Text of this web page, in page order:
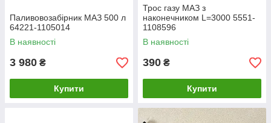
Паливовозабірник МАЗ 500 л
64221-1105014
В наявності
3 980 ₴
Купити
Трос газу МАЗ з
наконечником L=3000 5551-
1108596
В наявності
390 ₴
Купити